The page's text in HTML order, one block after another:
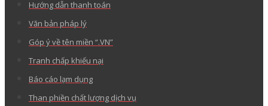
Hướng dẫn thanh toán
Văn bản pháp lý
Góp ý về tên miền “.VN”
Tranh chấp khiếu nại
Báo cáo lạm dụng
Than phiền chất lượng dịch vụ